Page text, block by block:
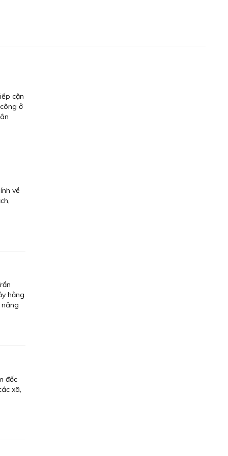
cận
ở
về
hằng
đốc
xã,